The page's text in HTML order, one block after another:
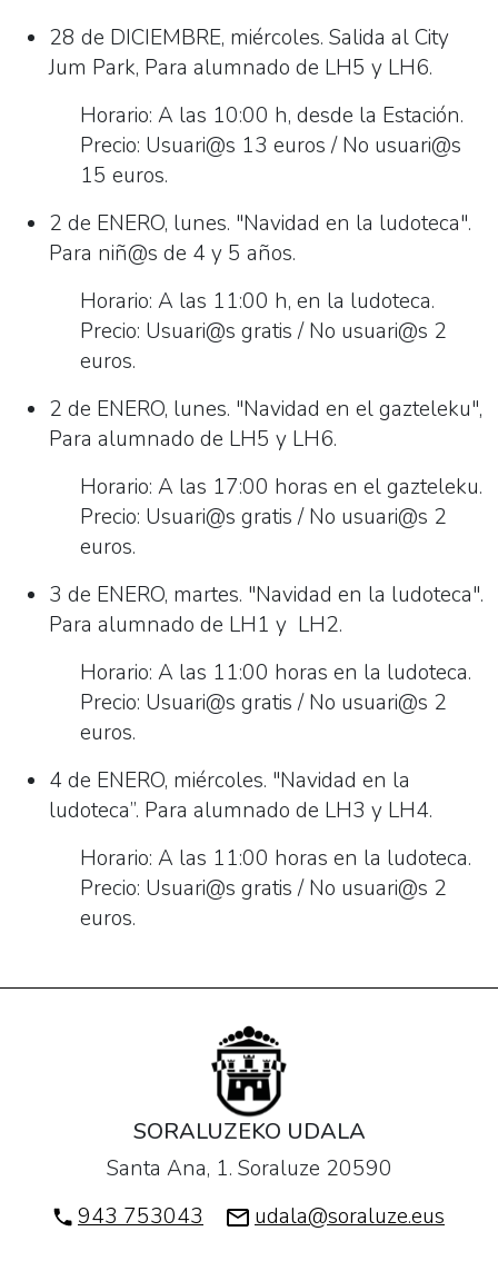
Juventud
Ayuntamiento.
28 de DICIEMBRE, miércoles. Salida al City
Jum Park, Para alumnado de LH5 y LH6.
Horario: A las 10:00 h, desde la Estación.
Precio: Usuari@s 13 euros / No usuari@s
15 euros.
2 de ENERO, lunes. "Navidad en la ludoteca".
Para niñ@s de 4 y 5 años.
Horario: A las 11:00 h, en la ludoteca.
Precio: Usuari@s gratis / No usuari@s 2
euros.
2 de ENERO, lunes. "Navidad en el gazteleku",
Para alumnado de LH5 y LH6.
Horario: A las 17:00 horas en el gazteleku.
Precio: Usuari@s gratis / No usuari@s 2
euros.
3 de ENERO, martes. "Navidad en la ludoteca".
Para alumnado de LH1 y LH2.
Horario: A las 11:00 horas en la ludoteca.
Precio: Usuari@s gratis / No usuari@s 2
euros.
4 de ENERO, miércoles. "Navidad en la
ludoteca”. Para alumnado de LH3 y LH4.
Horario: A las 11:00 horas en la ludoteca.
Precio: Usuari@s gratis / No usuari@s 2
euros.
SORALUZEKO UDALA
Santa Ana, 1. Soraluze 20590
943 753043
udala@soraluze.eus